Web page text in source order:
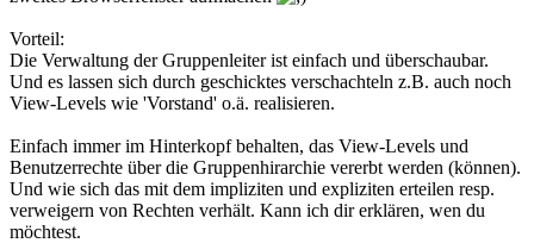
Vorteil:
Die Verwaltung der Gruppenleiter ist einfach und überschaubar.
Und es lassen sich durch geschicktes verschachteln z.B. auch noch
View-Levels wie 'Vorstand' o.ä. realisieren.
Einfach immer im Hinterkopf behalten, das View-Levels und
Benutzerrechte über die Gruppenhirarchie vererbt werden (können).
Und wie sich das mit dem impliziten und expliziten erteilen resp.
verweigern von Rechten verhält. Kann ich dir erklären, wen du
möchtest.